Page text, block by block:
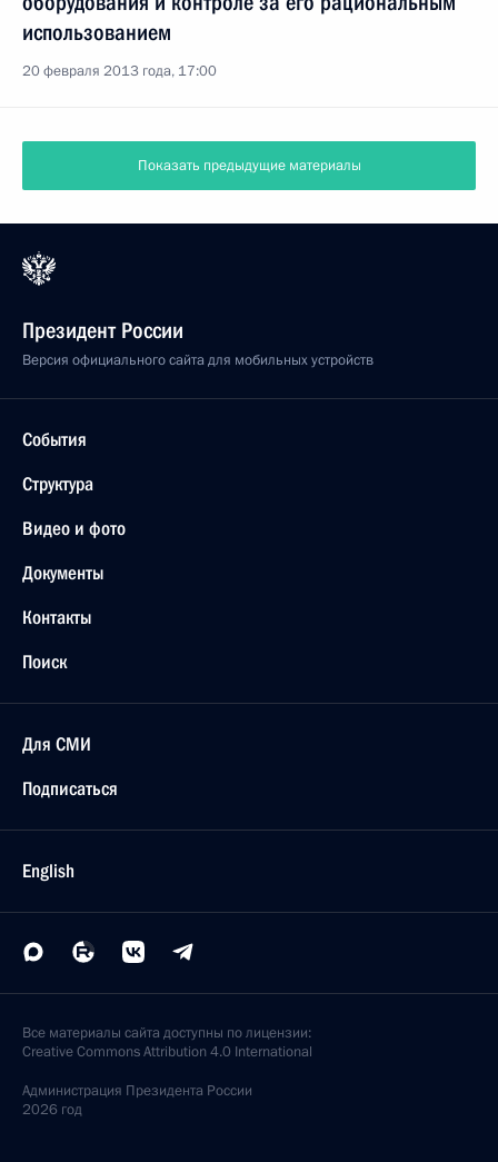
использованием
20 февраля 2013 года, 17:00
Показать предыдущие материалы
Президент России
Версия официального сайта для мобильных устройств
События
Структура
Видео и фото
Документы
Контакты
Поиск
Для СМИ
Подписаться
English
Все материалы сайта доступны по лицензии:
Creative Commons Attribution 4.0 International
Администрация Президента России
2026 год